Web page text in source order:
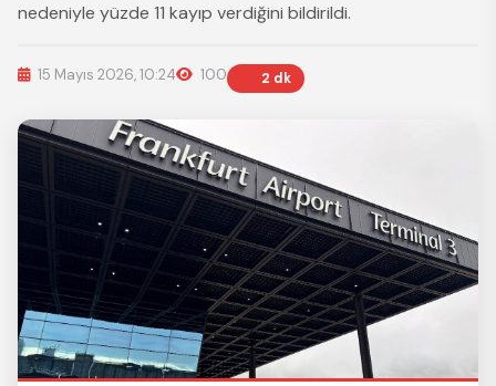
nedeniyle yüzde 11 kayıp verdiğini bildirildi.
15 Mayıs 2026, 10:24 100 2 dk